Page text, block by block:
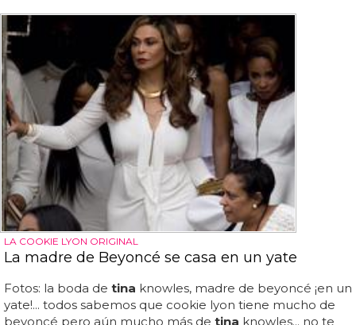
LA COOKIE LYON ORIGINAL
La madre de Beyoncé se casa en un yate
Fotos: la boda de tina knowles, madre de beyoncé ¡en un
yate!... todos sabemos que cookie lyon tiene mucho de
beyoncé pero aún mucho más de tina knowles... no te